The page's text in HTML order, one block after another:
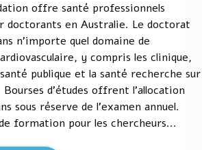
offre santé professionnels
doctorants en Australie. Le doctorat
n'importe quel domaine de
y compris les clinique,
publique et la santé recherche sur
Bourses d'études offrent l'allocation
sous réserve de l'examen annuel.
formation pour les chercheurs...